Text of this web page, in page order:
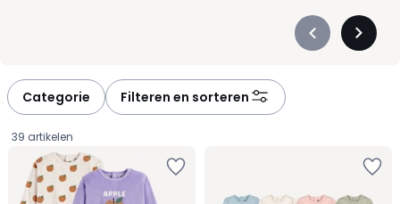
Précédent
Categorie Filteren en sorteren
39 artikelen